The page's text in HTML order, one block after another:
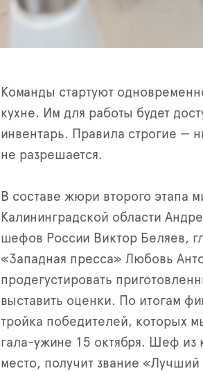
Команды стартуют
кухне. Им для работы будет
инвентарь. Правила строгие —
не разрешается.
В составе жюри второго этапа
Калининградской области
шефов России Виктор Беляев,
«Западная пресса» Любовь
продегустировать
выставить оценки. По итогам
тройка победителей, которых
гала-ужине 15 октября. Шеф из
место, получит звание